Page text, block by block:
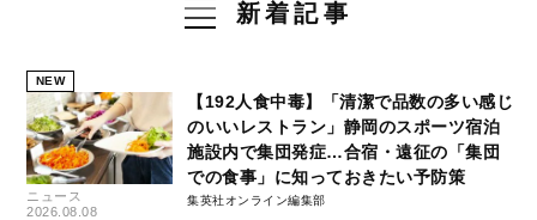
新着記事
NEW
ニュース
2026.08.08
【192人食中毒】「清潔で品数の多い感じ
のいいレストラン」静岡のスポーツ宿泊
施設内で集団発症…合宿・遠征の「集団
での食事」に知っておきたい予防策
集英社オンライン編集部